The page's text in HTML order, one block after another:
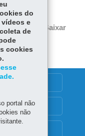
ha
ts
Ap
p
Baixar
do
vídeos e
de
cookies
portal não
não